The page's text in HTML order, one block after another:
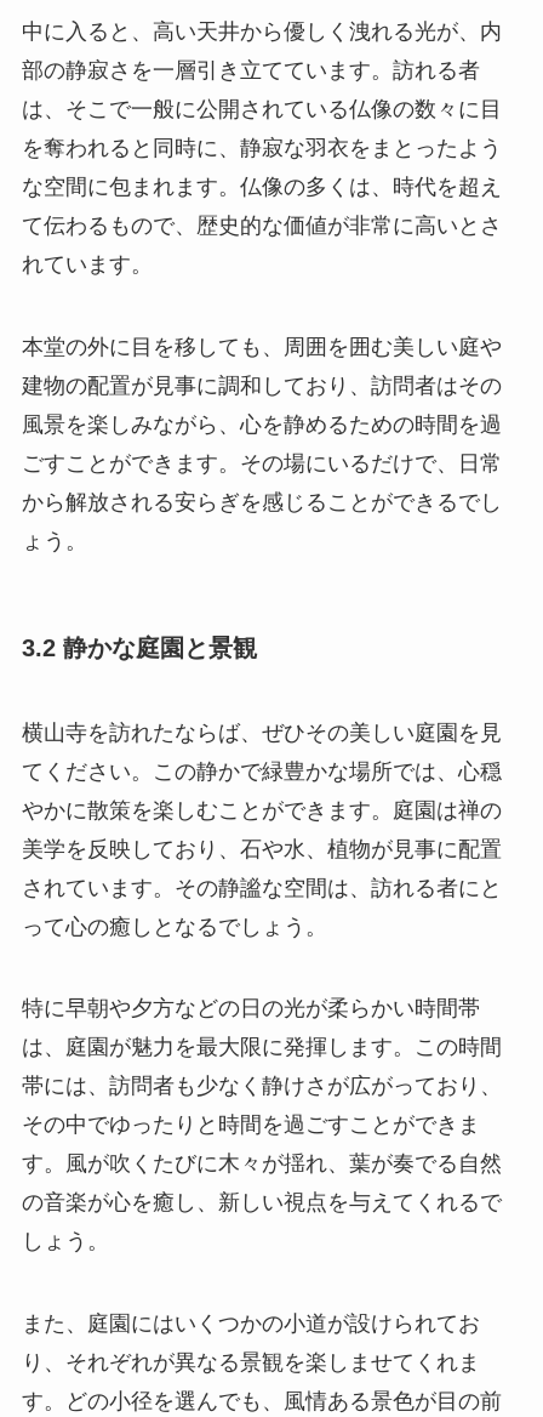
中に入ると、高い天井から優しく洩れる光が、内
部の静寂さを一層引き立てています。訪れる者
は、そこで一般に公開されている仏像の数々に目
を奪われると同時に、静寂な羽衣をまとったよう
な空間に包まれます。仏像の多くは、時代を超え
て伝わるもので、歴史的な価値が非常に高いとさ
れています。
本堂の外に目を移しても、周囲を囲む美しい庭や
建物の配置が見事に調和しており、訪問者はその
風景を楽しみながら、心を静めるための時間を過
ごすことができます。その場にいるだけで、日常
から解放される安らぎを感じることができるでし
ょう。
3.2 静かな庭園と景観
横山寺を訪れたならば、ぜひその美しい庭園を見
てください。この静かで緑豊かな場所では、心穏
やかに散策を楽しむことができます。庭園は禅の
美学を反映しており、石や水、植物が見事に配置
されています。その静謐な空間は、訪れる者にと
って心の癒しとなるでしょう。
特に早朝や夕方などの日の光が柔らかい時間帯
は、庭園が魅力を最大限に発揮します。この時間
帯には、訪問者も少なく静けさが広がっており、
その中でゆったりと時間を過ごすことができま
す。風が吹くたびに木々が揺れ、葉が奏でる自然
の音楽が心を癒し、新しい視点を与えてくれるで
しょう。
また、庭園にはいくつかの小道が設けられてお
り、それぞれが異なる景観を楽しませてくれま
す。どの小径を選んでも、風情ある景色が目の前